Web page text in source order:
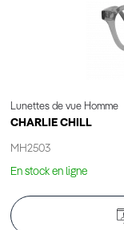
Lunettes de vue Homme
CHARLIE CHILL
MH2503
En stock en ligne